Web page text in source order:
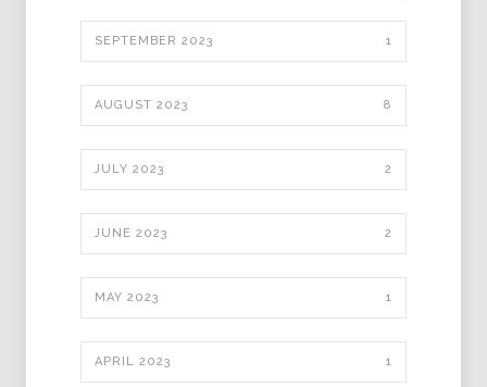
SEPTEMBER 2023 1
AUGUST 2023 8
JULY 2023 2
JUNE 2023 2
MAY 2023 1
APRIL 2023 1